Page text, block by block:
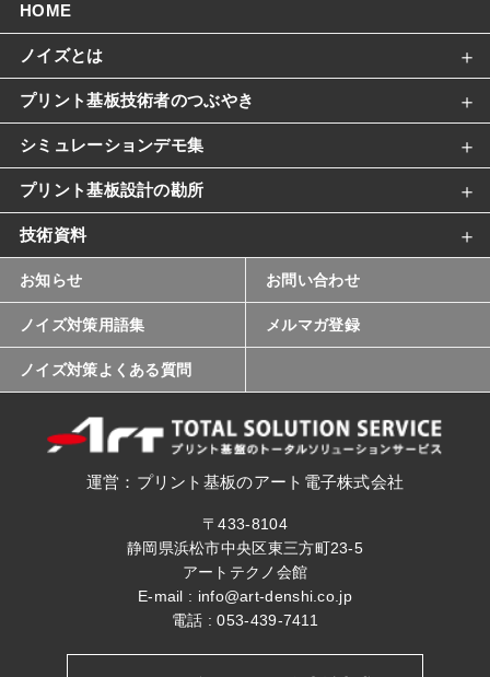
HOME
ノイズとは
プリント基板技術者のつぶやき
シミュレーションデモ集
プリント基板設計の勘所
技術資料
お知らせ お問い合わせ
ノイズ対策用語集 メルマガ登録
ノイズ対策よくある質問
運営：プリント基板のアート電子株式会社
〒433-8104
静岡県浜松市中央区東三方町23-5
アートテクノ会館
E-mail : info@art-denshi.co.jp
電話 :053-439-7411